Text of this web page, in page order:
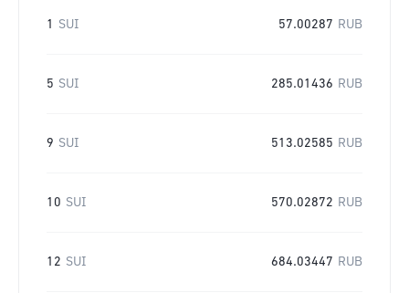
1 SUI 57.00287 RUB
5 SUI 285.01436 RUB
9 SUI 513.02585 RUB
10 SUI 570.02872 RUB
12 SUI 684.03447 RUB